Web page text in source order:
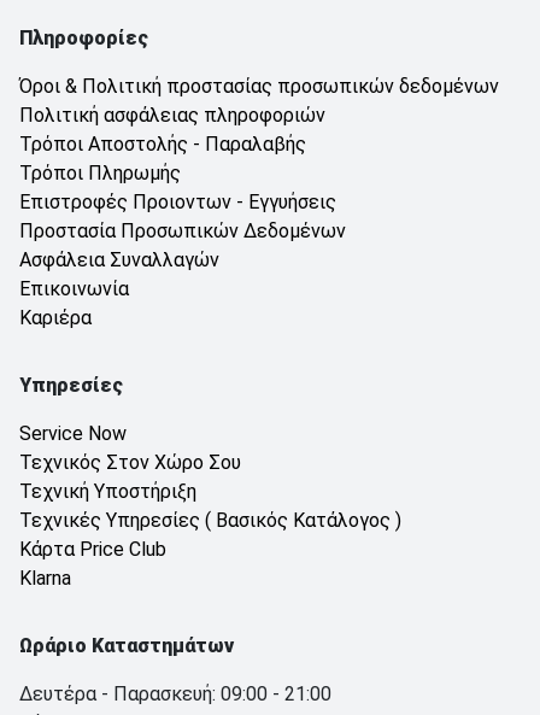
Πληροφορίες
Όροι & Πολιτική προστασίας προσωπικών δεδομένων
Πολιτική ασφάλειας πληροφοριών
Τρόποι Αποστολής - Παραλαβής
Τρόποι Πληρωμής
Επιστροφές Προιοντων - Εγγυήσεις
Προστασία Προσωπικών Δεδομένων
Ασφάλεια Συναλλαγών
Επικοινωνία
Καριέρα
Υπηρεσίες
Service Now
Τεχνικός Στον Χώρο Σου
Τεχνική Υποστήριξη
Τεχνικές Υπηρεσίες ( Βασικός Κατάλογος )
Κάρτα Price Club
Klarna
Ωράριο Καταστημάτων
Δευτέρα - Παρασκευή: 09:00 - 21:00